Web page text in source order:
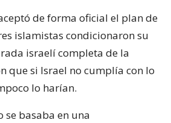
de forma oficial el plan de
islamistas condicionaron su
israelí completa de la
que si Israel no cumplía con lo
lo harían.
se basaba en una